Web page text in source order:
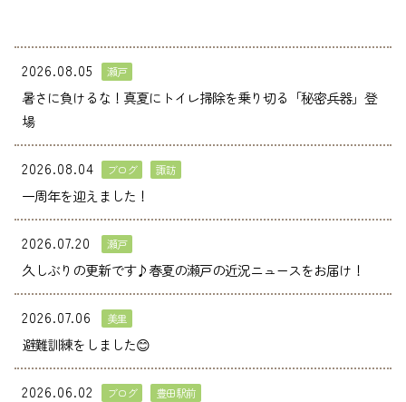
2026.08.05
暑さに負けるな！真夏にトイレ掃除を乗り切る「秘密兵器」登
場
瀬戸
2026.08.04
一周年を迎えました！
ブログ 諏訪
2026.07.20
久しぶりの更新です♪春夏の瀬戸の近況ニュースをお届け！
瀬戸
2026.07.06
避難訓練をしました😊
美里
2026.06.02
ブログ 豊田駅前